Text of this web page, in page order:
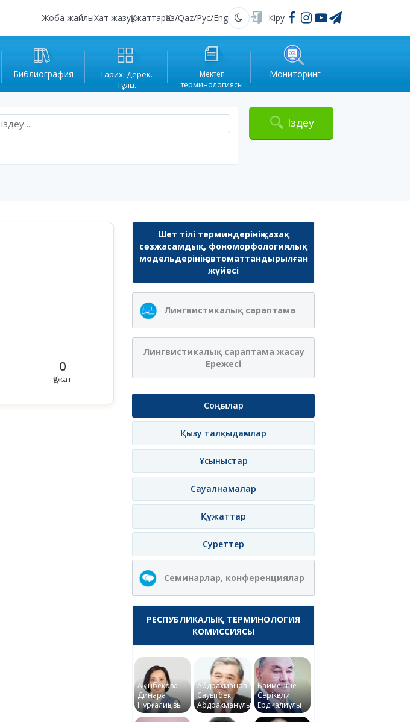
Жоба жайлыХат жазуҚұжаттарҚаз/Qaz/Рус/Eng Қараңғы Кіру
Библиография
Тарих. Дерек.
Тұлға.
Мектеп
терминологиясы
Мониторинг
Іздеу
0
Құжат
Шет тілі терминдерінің қазақ
сөзжасамдық, фономорфологиялық
модельдерінің автоматтандырылған
жүйесі
Лингвистикалық сараптама
Лингвистикалық сараптама жасау
Ережесі
Соңғылар
Қызу талқыдағылар
Ұсыныстар
Сауалнамалар
Құжаттар
Суреттер
Семинарлар, конференциялар
РЕСПУБЛИКАЛЫҚ ТЕРМИНОЛОГИЯ
КОМИССИЯСЫ
Ақынбекова
Динара
Нұрғалиқызы
Абдрахманов
Сауытбек
Абдрахманұлы
Байменше
Серікқали
Ердіғалиұлы